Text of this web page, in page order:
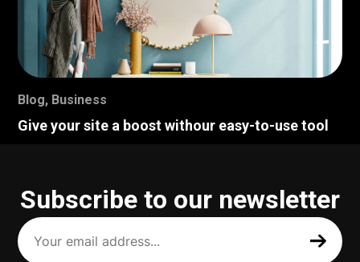
Blog, Business
Give your site a boost withour easy-to-use tool
Subscribe to our newsletter
Your
email
address